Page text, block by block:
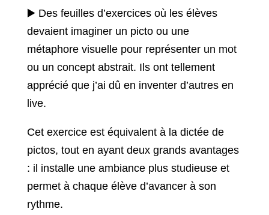
▶️ Des feuilles d’exercices où les élèves
devaient imaginer un picto ou une
métaphore visuelle pour représenter un mot
ou un concept abstrait. Ils ont tellement
apprécié que j’ai dû en inventer d’autres en
live.
Cet exercice est équivalent à la dictée de
pictos, tout en ayant deux grands avantages
: il installe une ambiance plus studieuse et
permet à chaque élève d’avancer à son
rythme.